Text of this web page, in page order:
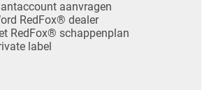
aanvragen
RedFox® dealer
RedFox® schappenplan
label